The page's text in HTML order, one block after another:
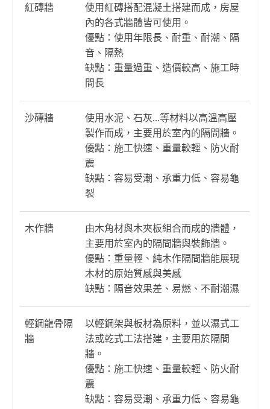
紅磚牆
使用紅磚搭配混凝土搭建而成，房屋
內的各式牆體皆可使用。
優點：使用年限長、耐重、耐潮、隔
音、隔熱
缺點：重量過重、造價較高、施工時
間長
沙磚牆
使用水泥、石灰…等材料以高溫高壓
製作而成，主要用於室內的隔間牆。
優點：施工快速、重量較輕、防火耐
震
缺點：容易受潮、承重力低、容易龜
裂
木作牆
由木角材與木夾板組合而成的牆體，
主要用於室內的隔間牆與裝飾牆。
優點：重量輕、純木作隔間牆能展現
木材的原始質感與美感
缺點：隔音效果差、易燃、不耐潮濕
輕鋼龍骨隔
牆
以輕鋼架與板材為原料，並以濕式工
法或乾式工法搭建，主要用於隔間
牆。
優點：施工快速、重量較輕、防火耐
震
缺點：容易受潮、承重力低、容易龜